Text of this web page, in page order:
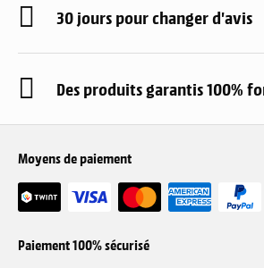
30 jours pour changer d'avis
Des produits garantis 100%
Moyens de paiement
Paiement 100% sécurisé